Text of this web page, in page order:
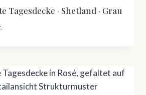
Tagesdecke · Shetland · Grau